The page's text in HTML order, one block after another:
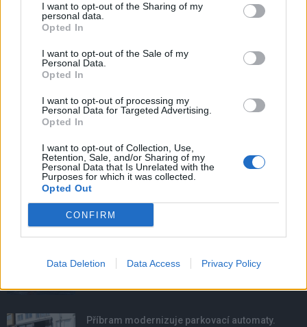
I want to opt-out of the Sharing of my
personal data.
Opted In
I want to opt-out of the Sale of my
Personal Data.
Opted In
I want to opt-out of processing my
Personal Data for Targeted Advertising.
Opted In
I want to opt-out of Collection, Use,
Retention, Sale, and/or Sharing of my
Personal Data that Is Unrelated with the
Purposes for which it was collected.
Opted Out
CONFIRM
Data Deletion Data Access Privacy Policy
NOVINKY
Obděnice vzpomínaly na filmovou legendu
6. 8. 2026
podmínky. Horší voda je jen...
Příbram modernizuje parkovací automaty.